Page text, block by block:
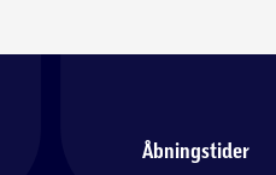
Åbningstider